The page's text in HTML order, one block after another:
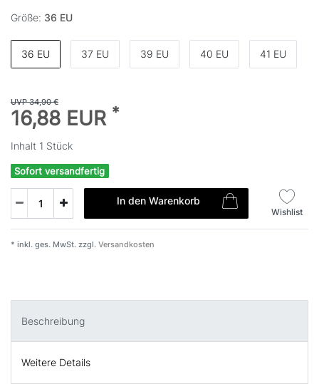
Größe: 36 EU
36 EU 37 EU 39 EU 40 EU 41 EU
UVP 34,90 €
16,88 EUR *
Inhalt 1 Stück
Sofort versandfertig
In den Warenkorb
Wishlist
* inkl. ges. MwSt. zzgl. Versandkosten
Beschreibung
Weitere Details